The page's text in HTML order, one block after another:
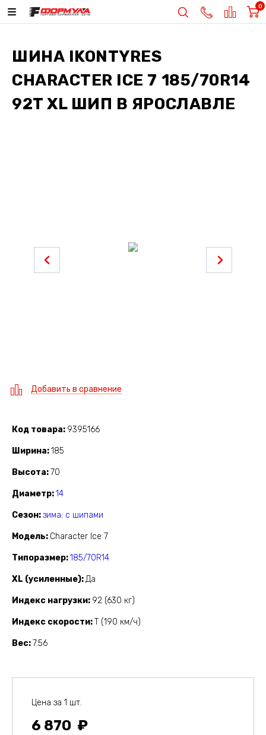
0
ШИНА IKONTYRES
CHARACTER ICE 7 185/70R14
92T XL ШИП В ЯРОСЛАВЛЕ
Добавить в сравнение
Код товара 9395166
Ширина 185
Высота 70
Диаметр 14
Сезон зима: с шипами
Модель Character Ice 7
Типоразмер 185/70R14
XL (усиленные) Да
Индекс нагрузки 92 (630 кг)
Индекс скорости T (190 км/ч)
Вес 7.56
Цена за 1 шт.
6 870